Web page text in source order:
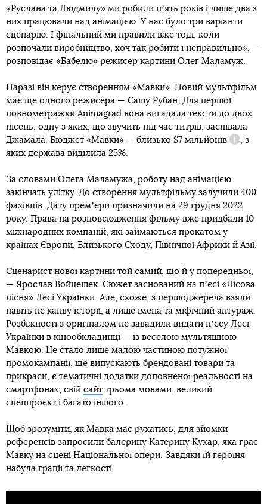
«Руслана та Людмилу» ми робили пʼять років і лише два з
них працювали над анімацією. У нас було три варіанти
сценарію. І фінальний ми правили вже тоді, коли
розпочали виробництво, хоч так робити і неправильно», —
розповідає «Бабелю» режисер картини Олег Маламуж.
Наразі він керує створенням «Мавки». Новий мультфільм
має ще одного режисера — Сашу Рубан. Для першої
повнометражки Animagrad вона вигадала тексти до двох
пісень, одну з яких, що звучить під час титрів, заспівала
Джамала. Бюджет «Мавки» — близько $7 мільйонів
Довідка
, з
яких держава виділила 25%.
За словами Олега Маламужа, роботу над анімацією
закінчать улітку. До створення мультфільму залучили 400
фахівців. Дату премʼєри призначили на 29 грудня 2022
року. Права на розповсюдження фільму вже придбали 10
міжнародних компаній, які займаються прокатом у
країнах Європи, Близького Сходу, Північної Африки й Азії.
Сценарист нової картини той самий, що й у попередньої,
— Ярослав Войцешек. Сюжет заснований на пʼєсі «Лісова
пісня» Лесі Українки. Але, схоже, з першоджерела взяли
навіть не канву історії, а лише імена та міфічний антураж.
Розбіжності з оригіналом не завадили видати пʼєсу Лесі
Українки в кінообкладинці — із веселою мультяшною
Мавкою. Це стало лише малою частиною потужної
промокампанії, ще випускають брендовані товари та
прикраси, є тематичні додатки доповненої реальності на
смартфонах, свій сайт трьома мовами, великий
спецпроєкт і багато іншого.
Щоб зрозуміти, як Мавка має рухатись, для зйомки
референсів запросили балерину Катерину Кухар, яка грає
Мавку на сцені Національної опери. Завдяки їй героїня
набула грації та легкості.